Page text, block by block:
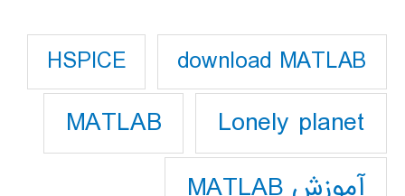
download MATLAB
HSPICE
Lonely planet
MATLAB
آموزش MATLAB